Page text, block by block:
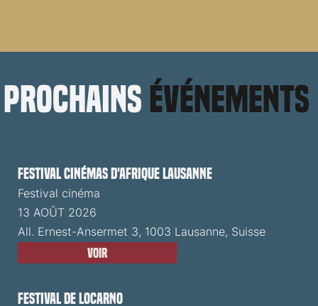
prochains événements
Festival cinémas d'Afrique Lausanne
Festival cinéma
13 AOÛT 2026
All. Ernest-Ansermet 3, 1003 Lausanne, Suisse
Voir
Festival de Locarno